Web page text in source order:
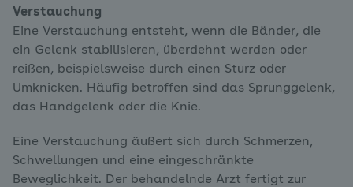
Verstauchung
Eine Verstauchung entsteht, wenn die Bänder, die
ein Gelenk stabilisieren, überdehnt werden oder
reißen, beispielsweise durch einen Sturz oder
Umknicken. Häufig betroffen sind das Sprunggelenk,
das Handgelenk oder die Knie.
Eine Verstauchung äußert sich durch Schmerzen,
Schwellungen und eine eingeschränkte
Beweglichkeit. Der behandelnde Arzt fertigt zur